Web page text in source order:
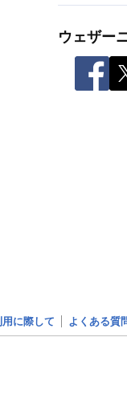
ウェザー
用に際して よくある質